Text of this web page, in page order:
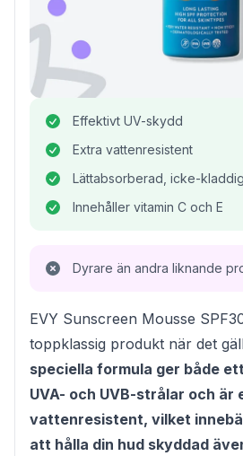
Effektivt UV-skydd
Extra vattenresistent
Lättabsorberad, icke-
Innehåller vitamin C och E
Dyrare än andra liknande
EVY Sunscreen Mousse
toppklassig produkt när det
speciella formula ger både
UVA- och UVB-strålar och är
vattenresistent, vilket
att hålla din hud skyddad